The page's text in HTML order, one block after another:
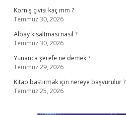
Korniş çivisi kaç mm ?
Temmuz 30, 2026
Albay kısaltması nasıl ?
Temmuz 30, 2026
Yunanca şerefe ne demek ?
Temmuz 29, 2026
Kitap bastırmak için nereye başvurulur ?
Temmuz 25, 2026